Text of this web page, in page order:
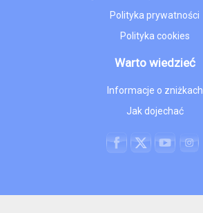
Polityka prywatności
Polityka cookies
Warto wiedzieć
Informacje o zniżkach
Jak dojechać